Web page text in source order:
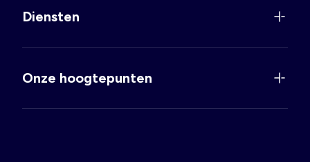
Diensten
Onze hoogtepunten